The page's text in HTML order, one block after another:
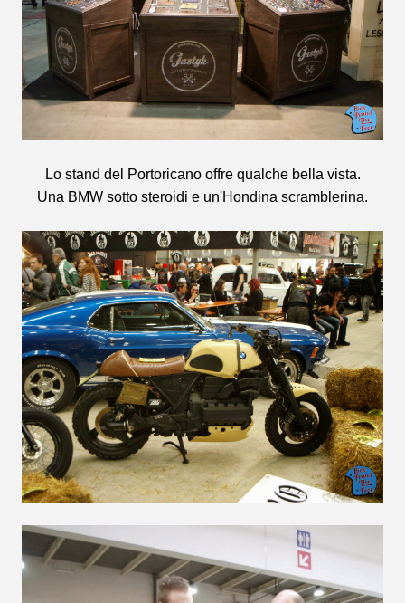
Lo stand del Portoricano offre qualche bella vista.
Una BMW sotto steroidi e un'Hondina scramblerina.